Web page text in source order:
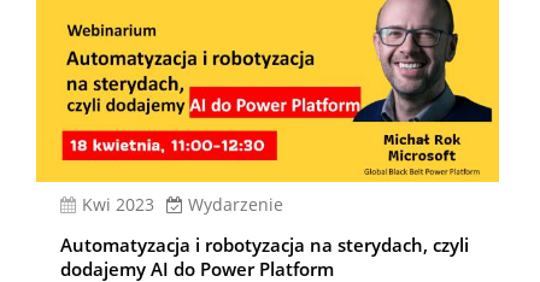
kwi 2023 Wydarzenie
Automatyzacja i robotyzacja na sterydach, czyli
dodajemy AI do Power Platform